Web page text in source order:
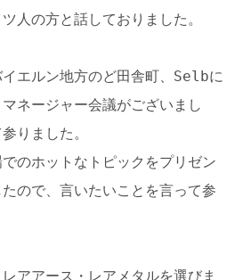
人の方と話しておりました。
エルン地方のど田舎町、Selbに
ネージャー会議がございまし
りました。
のホットなトピックをプリゼン
ので、言いたいことを言って参
アアース・レアメタルを選びま